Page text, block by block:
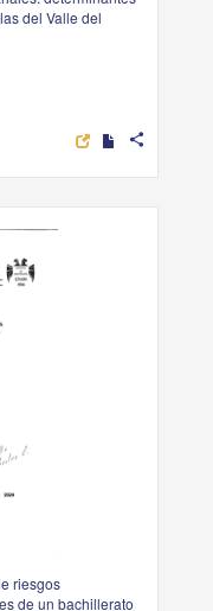
del Valle del
share
riesgos
de un bachillerato